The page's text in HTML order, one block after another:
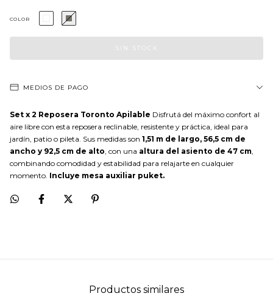
COLOR
MEDIOS DE PAGO
Set x 2 Reposera Toronto Apilable Disfrutá del máximo confort al
aire libre con esta reposera reclinable, resistente y práctica, ideal para
jardín, patio o pileta. Sus medidas son 1,51 m de largo, 56,5 cm de
ancho y 92,5 cm de alto, con una altura del asiento de 47 cm,
combinando comodidad y estabilidad para relajarte en cualquier
momento. Incluye mesa auxiliar puket.
Productos similares